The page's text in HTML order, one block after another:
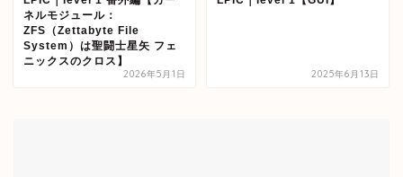
ネルモジュール：
ZFS（Zettabyte File
System）は聖闘士星矢 フェ
ニックスのクロス】
2026年5月1日 2025年6月13日